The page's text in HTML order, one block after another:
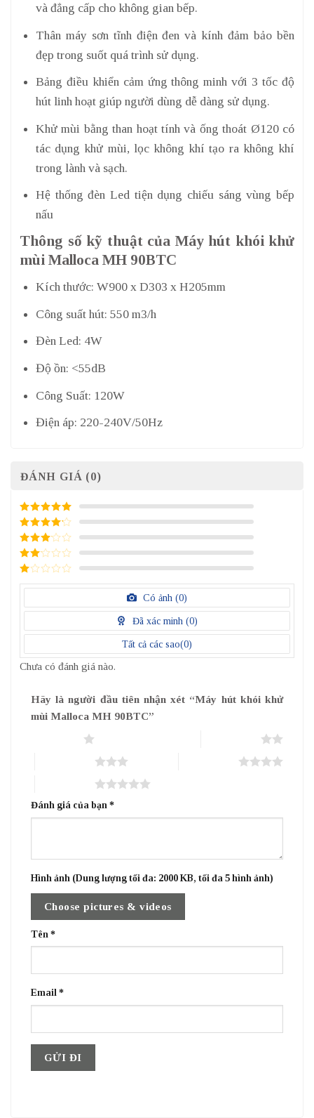
và đẳng cấp cho không gian bếp.
Thân máy sơn tĩnh điện đen và kính đảm bảo bền
đẹp trong suốt quá trình sử dụng.
Bảng điều khiển cảm ứng thông minh với 3 tốc độ
hút linh hoạt giúp người dùng dễ dàng sử dụng.
Khử mùi bằng than hoạt tính và ống thoát Ø120 có
tác dụng khử mùi, lọc không khí tạo ra không khí
trong lành và sạch.
Hệ thống đèn Led tiện dụng chiếu sáng vùng bếp
nấu
Thông số kỹ thuật của Máy hút khói khử
mùi Malloca MH 90BTC
Kích thước: W900 x D303 x H205mm
Công suất hút: 550 m3/h
Đèn Led: 4W
Độ ồn: <55dB
Công Suất: 120W
Điện áp: 220-240V/50Hz
ĐÁNH GIÁ (0)
5/ 5 điểm
4/ 5
điểm
3/ 5
điểm
2/
điểm
1
điểm
Có ảnh (0)
Đã xác minh (0)
Tất cả các sao(0)
Chưa có đánh giá nào.
Hãy là người đầu tiên nhận xét “Máy hút khói khử
mùi Malloca MH 90BTC”
Đánh giá của bạn *
Hình ảnh (Dung lượng tối đa: 2000 KB, tối đa 5 hình ảnh)
Choose pictures & videos
Tên *
Email *